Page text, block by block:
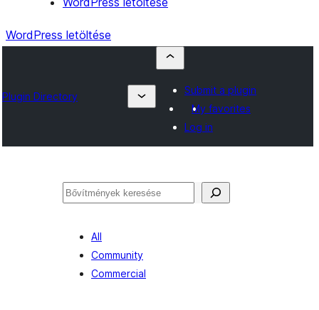
WordPress letöltése
Plugin Directory
Submit a plugin
My favorites
Log in
Keresés
All
Community
Commercial